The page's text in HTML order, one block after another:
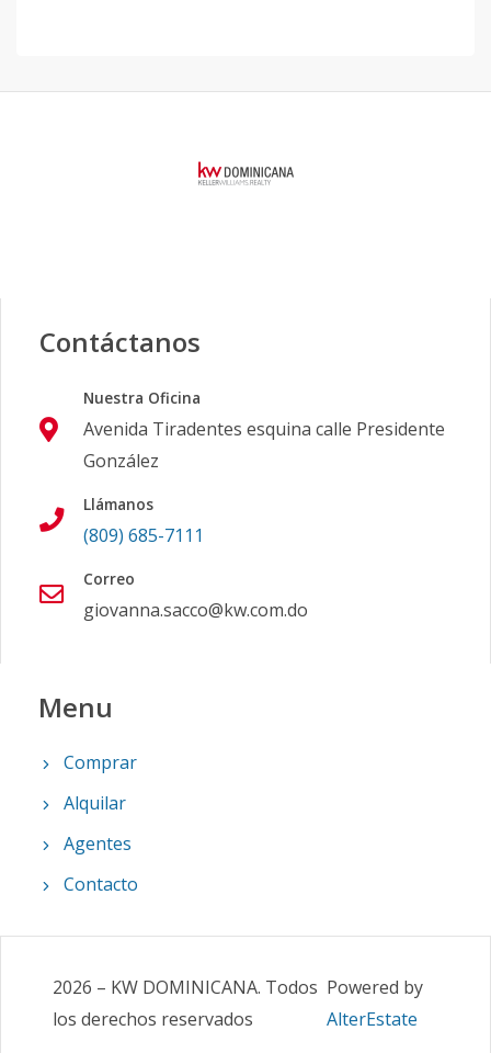
Contáctanos
Nuestra Oficina
Avenida Tiradentes esquina calle Presidente
González
Llámanos
(809) 685-7111
Correo
giovanna.sacco@kw.com.do
Menu
Comprar
Alquilar
Agentes
Contacto
2026 – KW DOMINICANA. Todos
los derechos reservados
Powered by
AlterEstate